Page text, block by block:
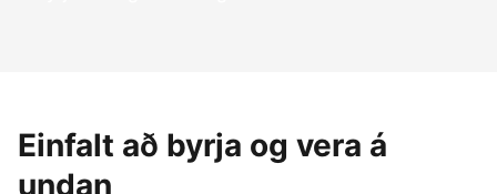
Einfalt að byrja og vera á
undan